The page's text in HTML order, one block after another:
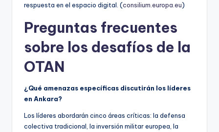
respuesta en el espacio digital. (consilium.europa.eu)
Preguntas frecuentes
sobre los desafíos de la
OTAN
¿Qué amenazas específicas discutirán los líderes
en Ankara?
Los líderes abordarán cinco áreas críticas: la defensa
colectiva tradicional, la inversión militar europea, la